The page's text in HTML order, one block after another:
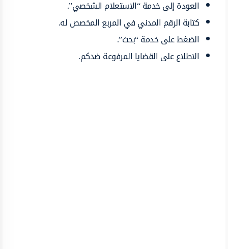
العودة إلى خدمة “الاستعلام الشخصي”.
كتابة الرقم المدني في المربع المخصص له.
الضغط على خدمة “بحث”.
الاطلاع على القضايا المرفوعة ضدكم.